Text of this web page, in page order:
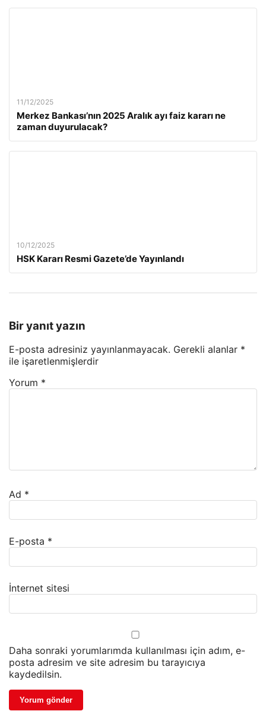
11/12/2025
Merkez Bankası’nın 2025 Aralık ayı faiz kararı ne
zaman duyurulacak?
10/12/2025
HSK Kararı Resmi Gazete’de Yayınlandı
Bir yanıt yazın
E-posta adresiniz yayınlanmayacak. Gerekli alanlar *
ile işaretlenmişlerdir
Yorum *
Ad *
E-posta *
İnternet sitesi
Daha sonraki yorumlarımda kullanılması için adım, e-
posta adresim ve site adresim bu tarayıcıya
kaydedilsin.